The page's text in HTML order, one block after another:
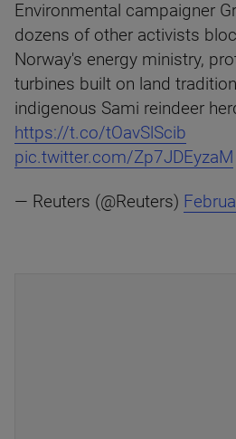
Environmental campaigner
dozens of other activists
Norway's energy ministry,
turbines built on land
indigenous Sami reindeer
https://t.co/tOavSlScib
pic.twitter.com/Zp7JDEyzaM
— Reuters (@Reuters)